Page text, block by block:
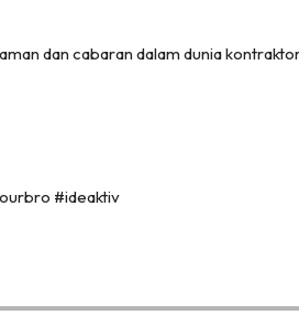
dan cabaran dalam dunia
#ideaktiv